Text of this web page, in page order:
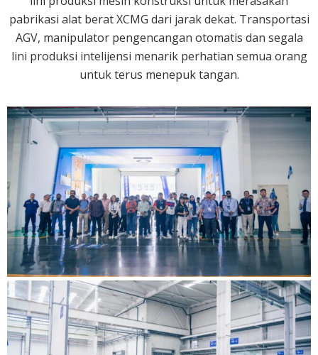
pabrikasi alat berat XCMG dari jarak dekat. Transportasi
AGV, manipulator pengencangan otomatis dan segala
lini produksi intelijensi menarik perhatian semua orang
untuk terus menepuk tangan.